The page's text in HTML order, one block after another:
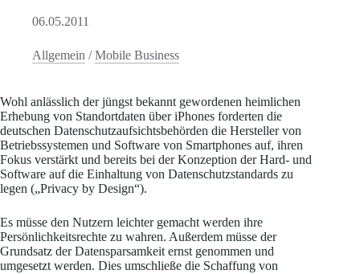
06.05.2011
Allgemein /Mobile Business
Wohl anlässlich der jüngst bekannt gewordenen heimlichen
Erhebung von Standortdaten über iPhones forderten die
deutschen Datenschutzaufsichtsbehörden die Hersteller von
Betriebssystemen und Software von Smartphones auf, ihren
Fokus verstärkt und bereits bei der Konzeption der Hard- und
Software auf die Einhaltung von Datenschutzstandards zu
legen („Privacy by Design“).
Es müsse den Nutzern leichter gemacht werden ihre
Persönlichkeitsrechte zu wahren. Außerdem müsse der
Grundsatz der Datensparsamkeit ernst genommen und
umgesetzt werden. Dies umschließe die Schaffung von